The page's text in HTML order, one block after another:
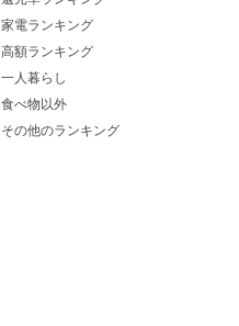
家電ランキング
高額ランキング
一人暮らし
食べ物以外
その他のランキング